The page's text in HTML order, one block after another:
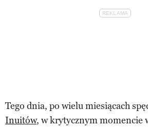
Tego dnia, po wielu miesiącach
Inuitów, w krytycznym momencie